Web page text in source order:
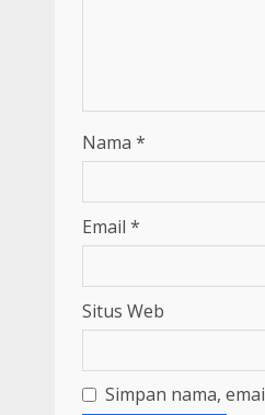
Nama *
Email *
Situs Web
Simpan nama,